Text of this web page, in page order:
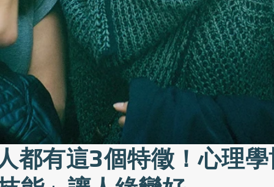
都有這3個特徵！心理